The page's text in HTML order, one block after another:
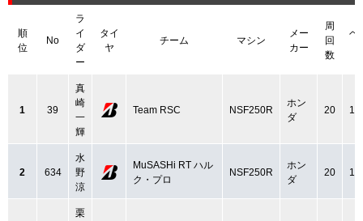
順
位
No
ラ
イ
ダ
ー
タイ
ヤ
チーム マシン
メー
カー
周
回
数
ベ
1 39
真
崎
一
輝
Team RSC NSF250R
ホン
ダ
20
2 634
水
野
涼
MuSASHi RT ハル
ク・プロ
NSF250R
ホン
ダ
20
栗